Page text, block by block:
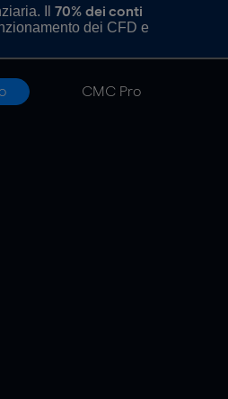
Il 70% dei conti
dei CFD e
CMC Pro